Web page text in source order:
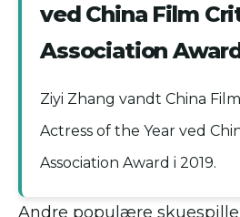
ved China Film
Association
Ziyi Zhang vandt China
Actress of the Year ved
Association Award i 2019.
Andre populære